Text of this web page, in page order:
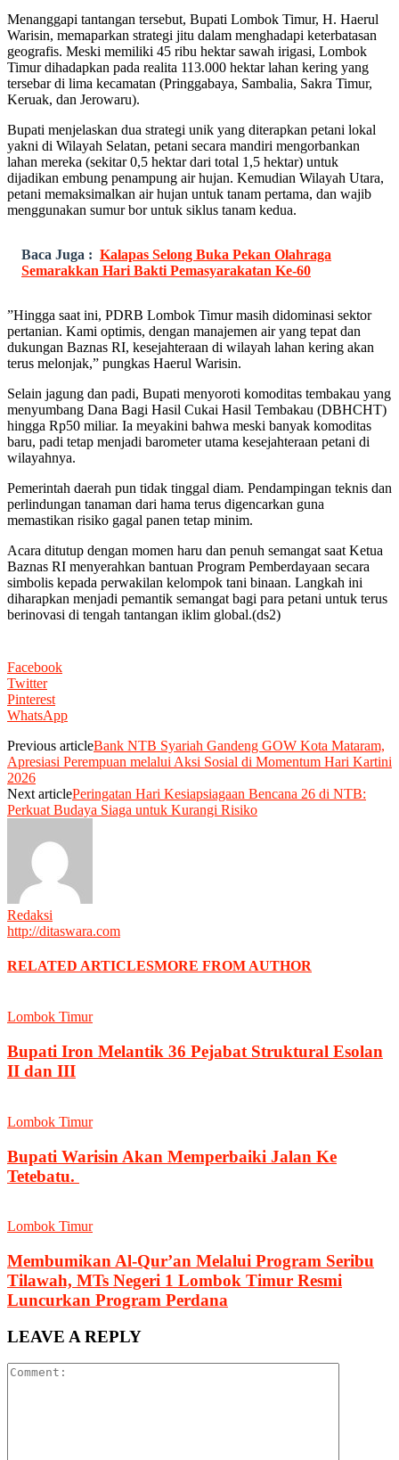
Menanggapi tantangan tersebut, Bupati Lombok Timur, H. Haerul
Warisin, memaparkan strategi jitu dalam menghadapi keterbatasan
geografis. Meski memiliki 45 ribu hektar sawah irigasi, Lombok
Timur dihadapkan pada realita 113.000 hektar lahan kering yang
tersebar di lima kecamatan (Pringgabaya, Sambalia, Sakra Timur,
Keruak, dan Jerowaru).
Bupati menjelaskan dua strategi unik yang diterapkan petani lokal
yakni di Wilayah Selatan, petani secara mandiri mengorbankan
lahan mereka (sekitar 0,5 hektar dari total 1,5 hektar) untuk
dijadikan embung penampung air hujan. Kemudian Wilayah Utara,
petani memaksimalkan air hujan untuk tanam pertama, dan wajib
menggunakan sumur bor untuk siklus tanam kedua.
Baca Juga : Kalapas Selong Buka Pekan Olahraga
Semarakkan Hari Bakti Pemasyarakatan Ke-60
”Hingga saat ini, PDRB Lombok Timur masih didominasi sektor
pertanian. Kami optimis, dengan manajemen air yang tepat dan
dukungan Baznas RI, kesejahteraan di wilayah lahan kering akan
terus melonjak,” pungkas Haerul Warisin.
Selain jagung dan padi, Bupati menyoroti komoditas tembakau yang
menyumbang Dana Bagi Hasil Cukai Hasil Tembakau (DBHCHT)
hingga Rp50 miliar. Ia meyakini bahwa meski banyak komoditas
baru, padi tetap menjadi barometer utama kesejahteraan petani di
wilayahnya.
Pemerintah daerah pun tidak tinggal diam. Pendampingan teknis dan
perlindungan tanaman dari hama terus digencarkan guna
memastikan risiko gagal panen tetap minim.
Acara ditutup dengan momen haru dan penuh semangat saat Ketua
Baznas RI menyerahkan bantuan Program Pemberdayaan secara
simbolis kepada perwakilan kelompok tani binaan. Langkah ini
diharapkan menjadi pemantik semangat bagi para petani untuk terus
berinovasi di tengah tantangan iklim global.(ds2)
Facebook
Twitter
Pinterest
WhatsApp
Previous articleBank NTB Syariah Gandeng GOW Kota Mataram,
Apresiasi Perempuan melalui Aksi Sosial di Momentum Hari Kartini
2026
Next articlePeringatan Hari Kesiapsiagaan Bencana 26 di NTB:
Perkuat Budaya Siaga untuk Kurangi Risiko
Redaksi
http://ditaswara.com
RELATED ARTICLESMORE FROM AUTHOR
Lombok Timur
Bupati Iron Melantik 36 Pejabat Struktural Esolan
II dan III
Lombok Timur
Bupati Warisin Akan Memperbaiki Jalan Ke
Tetebatu.
Lombok Timur
Membumikan Al-Qur’an Melalui Program Seribu
Tilawah, MTs Negeri 1 Lombok Timur Resmi
Luncurkan Program Perdana
LEAVE A REPLY